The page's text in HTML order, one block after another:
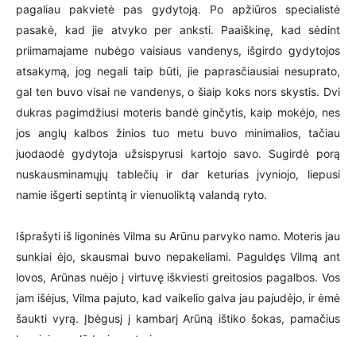
pagaliau pakvietė pas gydytoją. Po apžiūros specialistė
pasakė, kad jie atvyko per anksti. Paaiškinę, kad sėdint
priimamajame nubėgo vaisiaus vandenys, išgirdo gydytojos
atsakymą, jog negali taip būti, jie paprasčiausiai nesuprato,
gal ten buvo visai ne vandenys, o šiaip koks nors skystis. Dvi
dukras pagimdžiusi moteris bandė ginčytis, kaip mokėjo, nes
jos anglų kalbos žinios tuo metu buvo minimalios, tačiau
juodaodė gydytoja užsispyrusi kartojo savo. Sugirdė porą
nuskausminamųjų tablečių ir dar keturias įvyniojo, liepusi
namie išgerti septintą ir vienuoliktą valandą ryto.
Išprašyti iš ligoninės Vilma su Arūnu parvyko namo. Moteris jau
sunkiai ėjo, skausmai buvo nepakeliami. Paguldęs Vilmą ant
lovos, Arūnas nuėjo į virtuvę iškviesti greitosios pagalbos. Vos
jam išėjus, Vilma pajuto, kad vaikelio galva jau pajudėjo, ir ėmė
šaukti vyrą. Įbėgusį į kambarį Arūną ištiko šokas, pamačius